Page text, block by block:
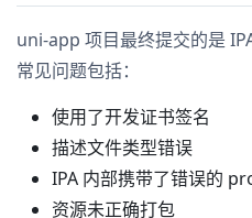
uni-app 项目最终提交的是
常见问题包括：
使用了开发证书签名
描述文件类型错误
IPA 内部携带了错误的
资源未正确打包